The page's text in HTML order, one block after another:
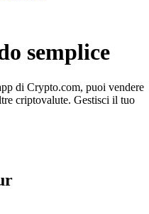
semplice
di Crypto.com, puoi vendere
criptovalute. Gestisci il tuo